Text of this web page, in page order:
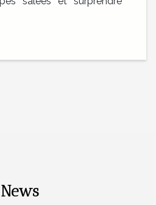
News